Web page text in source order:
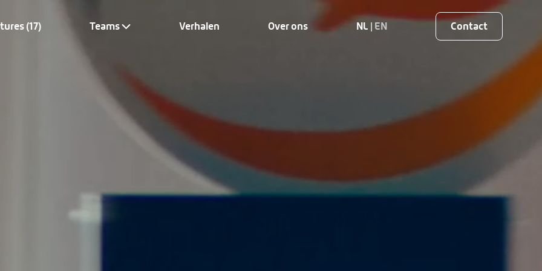
(17) Teams Verhalen Over ons NL | EN Contact